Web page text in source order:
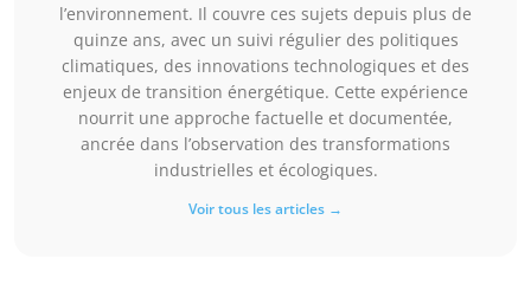
l’environnement. Il couvre ces sujets depuis plus de
quinze ans, avec un suivi régulier des politiques
climatiques, des innovations technologiques et des
enjeux de transition énergétique. Cette expérience
nourrit une approche factuelle et documentée,
ancrée dans l’observation des transformations
industrielles et écologiques.
Voir tous les articles →